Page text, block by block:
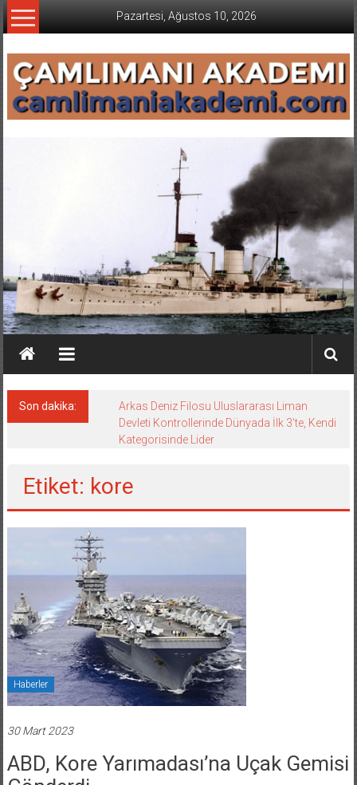
İçeriğe
geç
Pazartesi, Ağustos 10, 2026
Son dakika:
Arkas Deniz Filosu Uluslararası Liman
Devleti Kontrollerinde Dünyada İlk 3’te, Kendi
Kategorisinde Lider
Etiket: kore
Haberler
30 Mart 2023
ABD, Kore Yarımadası’na Uçak Gemisi